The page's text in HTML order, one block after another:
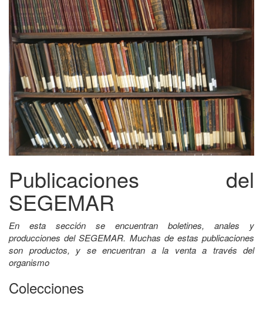
Publicaciones del
SEGEMAR
En esta sección se encuentran boletines, anales y
producciones del SEGEMAR. Muchas de estas publicaciones
son productos, y se encuentran a la venta a través del
organismo
Colecciones